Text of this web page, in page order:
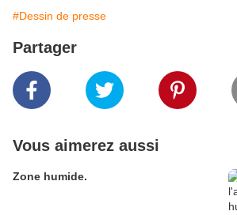
#Dessin de presse
Partager
Vous aimerez aussi
Zone humide.